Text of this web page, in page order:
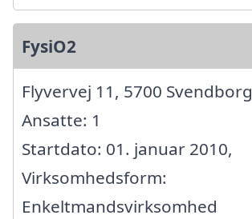
FysiO2
Flyvervej 11, 5700 Svendborg
Ansatte: 1
Startdato: 01. januar 2010,
Virksomhedsform:
Enkeltmandsvirksomhed